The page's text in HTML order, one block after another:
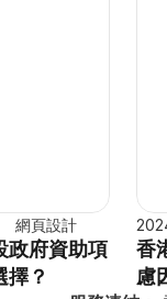
網頁設計
政府資助項
擇？
香
慮